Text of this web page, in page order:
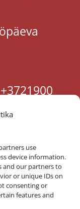
use
device information.
and our partners to
or unique IDs on
consenting or
features and